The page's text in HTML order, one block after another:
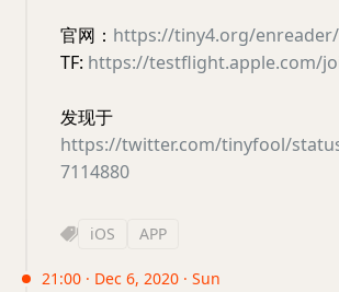
官网： https://tiny4.org/enreader/
TF: https://testflight.apple.com/
发现于
https://twitter.com/tinyfool/
7114880
iOS APP
21:00 · Dec 6, 2020 · Sun